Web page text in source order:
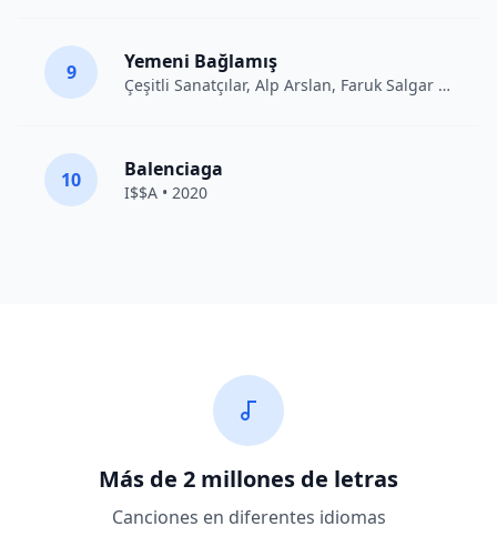
9 Yemeni Bağlamış
Çeşitli Sanatçılar, Alp Arslan, Faruk Salgar • 2012
10 Balenciaga
I$$A • 2020
Más de 2 millones de letras
Canciones en diferentes idiomas